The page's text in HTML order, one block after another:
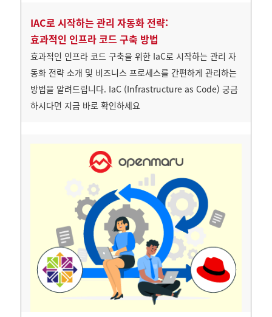
IAC로 시작하는 관리 자동화 전략:
효과적인 인프라 코드 구축 방법
효과적인 인프라 코드 구축을 위한 IaC로 시작하는 관리 자
동화 전략 소개 및 비즈니스 프로세스를 간편하게 관리하는
방법을 알려드립니다. IaC (Infrastructure as Code) 궁금
하시다면 지금 바로 확인하세요